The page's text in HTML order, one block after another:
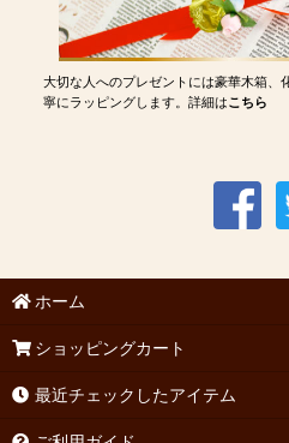
大切な人へのプレゼントには豪華木箱、
寧にラッピングします。詳細はこちら
ホーム
ショッピングカート
最近チェックしたアイテム